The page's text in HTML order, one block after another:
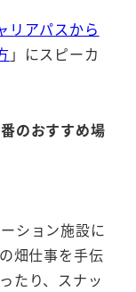
リアパスから
」にスピーカ
のおすすめ場
ション施設に
畑仕事を手伝
たり、スナッ